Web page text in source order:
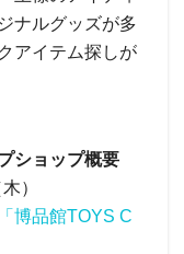
ナルグッズが多
アイテム探しが
ショップ概要
）
博品館TOYS C